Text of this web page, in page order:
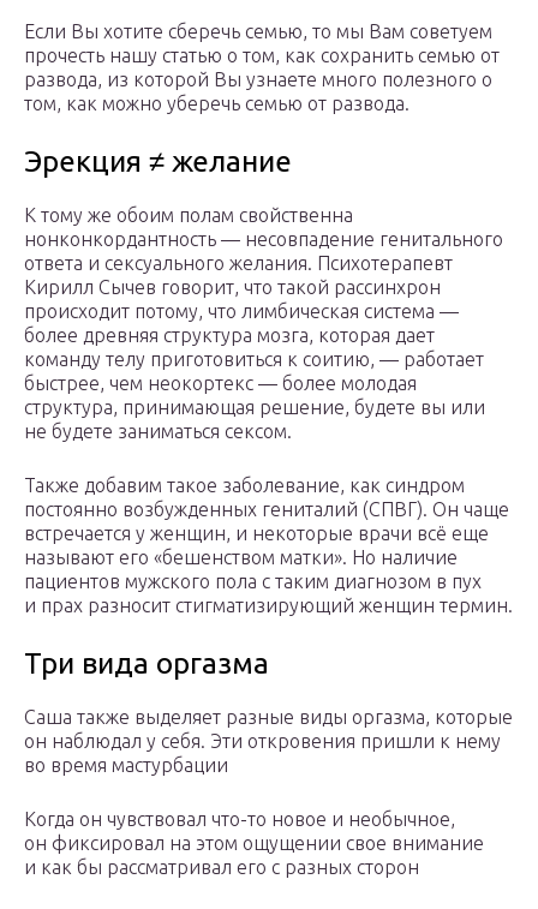
Если Вы хотите сберечь семью, то мы Вам советуем
прочесть нашу статью о том, как сохранить семью от
развода, из которой Вы узнаете много полезного о
том, как можно уберечь семью от развода.
Эрекция ≠ желание
К тому же обоим полам свойственна
нонконкордантность — несовпадение генитального
ответа и сексуального желания. Психотерапевт
Кирилл Сычев говорит, что такой рассинхрон
происходит потому, что лимбическая система —
более древняя структура мозга, которая дает
команду телу приготовиться к соитию, — работает
быстрее, чем неокортекс — более молодая
структура, принимающая решение, будете вы или
не будете заниматься сексом.
Также добавим такое заболевание, как синдром
постоянно возбужденных гениталий (СПВГ). Он чаще
встречается у женщин, и некоторые врачи всё еще
называют его «бешенством матки». Но наличие
пациентов мужского пола с таким диагнозом в пух
и прах разносит стигматизирующий женщин термин.
Три вида оргазма
Саша также выделяет разные виды оргазма, которые
он наблюдал у себя. Эти откровения пришли к нему
во время мастурбации
Когда он чувствовал что-то новое и необычное,
он фиксировал на этом ощущении свое внимание
и как бы рассматривал его с разных сторон